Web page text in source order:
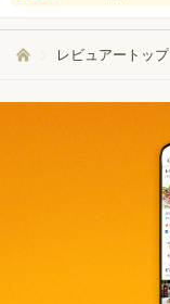
レビュアートップ